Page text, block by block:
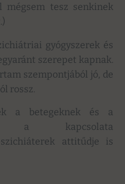
tesz senkinek
gyógyszerek és
szerepet kapnak.
szempontjából jó, de
rossz.
a betegeknek és a
a kapcsolata
attitűdje is